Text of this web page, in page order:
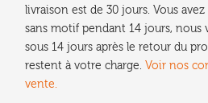
livraison est de 30 jours. Vous
sans motif pendant 14 jours, nous
sous 14 jours après le retour du
restent à votre charge. Voir nos
vente.